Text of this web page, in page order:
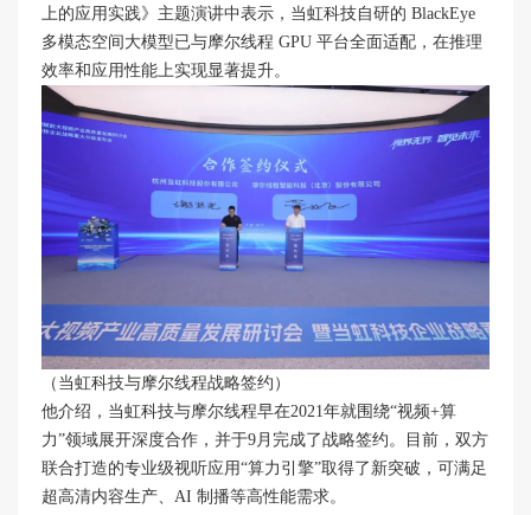
上的应用实践》主题演讲中表示，当虹科技自研的 BlackEye
多模态空间大模型已与摩尔线程 GPU 平台全面适配，在推理
效率和应用性能上实现显著提升。
（当虹科技与摩尔线程战略签约）
他介绍，当虹科技与摩尔线程早在2021年就围绕“视频+算
力”领域展开深度合作，并于9月完成了战略签约。目前，双方
联合打造的专业级视听应用“算力引擎”取得了新突破，可满足
超高清内容生产、AI 制播等高性能需求。